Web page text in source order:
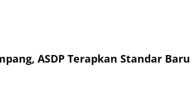
ASDP Terapkan Standar Baru